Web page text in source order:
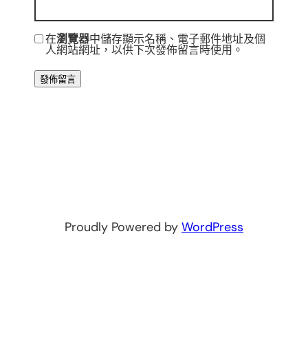
在瀏覽器中儲存顯示名稱、電子郵件地址及個
人網站網址，以供下次發佈留言時使用。
Proudly Powered by WordPress